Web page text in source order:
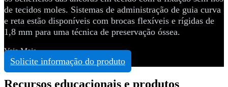
de tecidos moles. Sistemas de administração de guia curva
e reta estão disponíveis com brocas flexíveis e rígidas de
1,8 mm para uma técnica de preservação óssea.
Veja Mais
Solicite informação do produto
Recursos educacionais e produtos